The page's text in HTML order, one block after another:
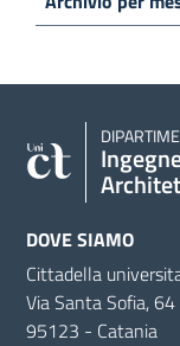
DOVE SIAMO
Cittadella
Via Santa Sofia, 64
95123 - Catania